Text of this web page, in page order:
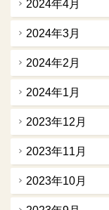
2024年4月
2024年3月
2024年2月
2024年1月
2023年12月
2023年11月
2023年10月